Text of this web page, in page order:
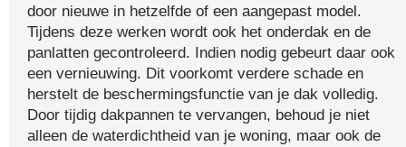
door nieuwe in hetzelfde of een aangepast model.
Tijdens deze werken wordt ook het onderdak en de
panlatten gecontroleerd. Indien nodig gebeurt daar ook
een vernieuwing. Dit voorkomt verdere schade en
herstelt de beschermingsfunctie van je dak volledig.
Door tijdig dakpannen te vervangen, behoud je niet
alleen de waterdichtheid van je woning, maar ook de